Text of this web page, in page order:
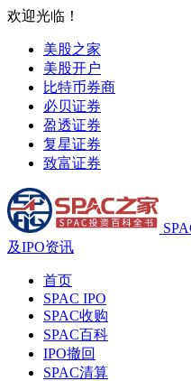
欢迎光临！
美股之家
美股开户
比特币券商
必贝证券
盈透证券
复星证券
致富证券
及IPO资讯
首页
SPAC IPO
SPAC收购
SPAC百科
IPO撤回
SPAC清算